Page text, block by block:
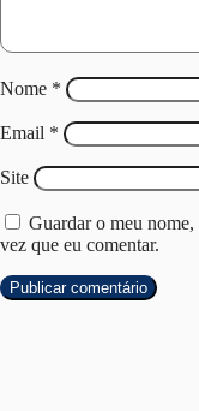
Nome *
Email *
Site
Guardar o meu
vez que eu comentar.